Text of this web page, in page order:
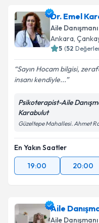
Dr. Emel
Aile Danışmanı
Ankara,
5 (52
Sayın Hocam bilgisi,
insanı kendiyle...
Psikoterapist-Aile
Karabulut
Güzeltepe Mahallesi. Ahmet
En Yakın Saatler
19:00
20:00
Aile
Aile Danışmanı